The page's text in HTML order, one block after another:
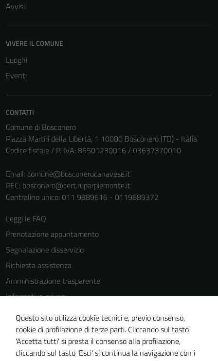
Avvisi
VIVERE IL COMUNE
Luoghi
Eventi
CONTATTI
Comune di Bosconero
Piazza Martiri della Libertà, 1 10080 Bosconero (TO) - Italia
Codice fiscale / P. IVA: 85501230016 / 03637370010
Email: comune@bosconerocanavese.it
PEC: bosconero@cert.ruparpiemonte.it
Centralino unico: 011 9889616 - 0119889372
Leggi le FAQ
Prenotazione appuntamento
Segnalazione disservizio
Richiesta assistenza
Amministrazione trasparente
Informativa privacy
Cookie Policy
Note legali
Dichiarazione di accessibilità
Piano di miglioramento del sito
Questo sito utilizza cookie tecnici e, previo consenso,
cookie di profilazione di terze parti. Cliccando sul tasto
'Accetta tutti' si presta il consenso alla profilazione,
cliccando sul tasto 'Esci' si continua la navigazione con i
per il
Questi cookie